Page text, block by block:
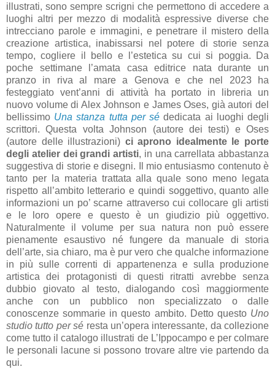
illustrati, sono sempre scrigni che permettono di accedere a
luoghi altri per mezzo di modalità espressive diverse che
intrecciano parole e immagini, e penetrare il mistero della
creazione artistica, inabissarsi nel potere di storie senza
tempo, cogliere il bello e l’estetica su cui si poggia. Da
poche settimane l’amata casa editrice nata durante un
pranzo in riva al mare a Genova e che nel 2023 ha
festeggiato vent’anni di attività ha portato in libreria un
nuovo volume di Alex Johnson e James Oses, già autori del
bellissimo Una stanza tutta per sé dedicata ai luoghi degli
scrittori. Questa volta Johnson (autore dei testi) e Oses
(autore delle illustrazioni) ci aprono idealmente le porte
degli atelier dei grandi artisti, in una carrellata abbastanza
suggestiva di storie e disegni. Il mio entusiasmo contenuto è
tanto per la materia trattata alla quale sono meno legata
rispetto all’ambito letterario e quindi soggettivo, quanto alle
informazioni un po’ scarne attraverso cui collocare gli artisti
e le loro opere e questo è un giudizio più oggettivo.
Naturalmente il volume per sua natura non può essere
pienamente esaustivo né fungere da manuale di storia
dell’arte, sia chiaro, ma è pur vero che qualche informazione
in più sulle correnti di appartenenza e sulla produzione
artistica dei protagonisti di questi ritratti avrebbe senza
dubbio giovato al testo, dialogando così maggiormente
anche con un pubblico non specializzato o dalle
conoscenze sommarie in questo ambito. Detto questo Uno
studio tutto per sé resta un’opera interessante, da collezione
come tutto il catalogo illustrati de L’Ippocampo e per colmare
le personali lacune si possono trovare altre vie partendo da
qui.